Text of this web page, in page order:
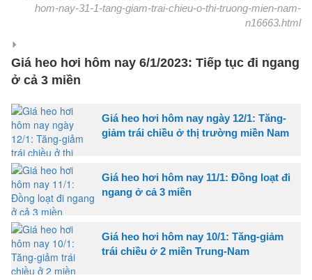
hom-nay-31-1-tang-giam-trai-chieu-o-thi-truong-mien-nam-
n16663.html
Giá heo hơi hôm nay 6/1/2023: Tiếp tục đi ngang
ở cả 3 miền
Giá heo hơi hôm nay ngày 12/1: Tăng-
giảm trái chiều ở thị trường miền Nam
Giá heo hơi hôm nay 11/1: Đồng loạt đi
ngang ở cả 3 miền
Giá heo hơi hôm nay 10/1: Tăng-giảm
trái chiều ở 2 miền Trung-Nam